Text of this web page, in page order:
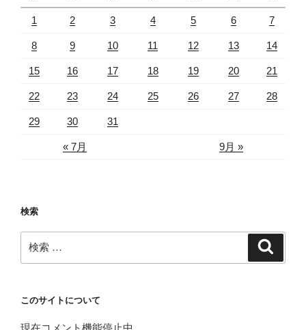
« 7月 9月 »
1 2 3 4 5 6 7
8 9 10 11 12 13 14
15 16 17 18 19 20 21
22 23 24 25 26 27 28
29 30 31
検索
検
索:
このサイトについて